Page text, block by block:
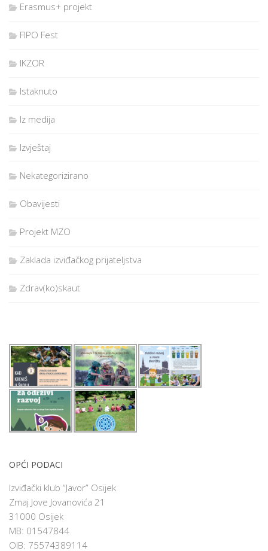
Erasmus+ projekt
FIPO Fest
IKZOR
Istaknuto
Iz medija
Izvještaj
Nekategorizirano
Obavijesti
Projekt MZO
Zaklada izviđačkog prijateljstva
Zdrav(ko)skaut
OPĆI PODACI
Izviđački klub “Javor” Osijek
Zmaj Jove Jovanovića 21
31000 Osijek
MB: 01547844
OIB: 75574389114